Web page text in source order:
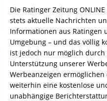
Die Ratinger Zeitung
stets aktuelle Nachrichten
Informationen aus Ratingen
Umgebung – und das völlig
ist jedoch nur möglich durch
Unterstützung unserer
Werbeanzeigen ermöglichen
weiterhin eine kostenlose
unabhängige